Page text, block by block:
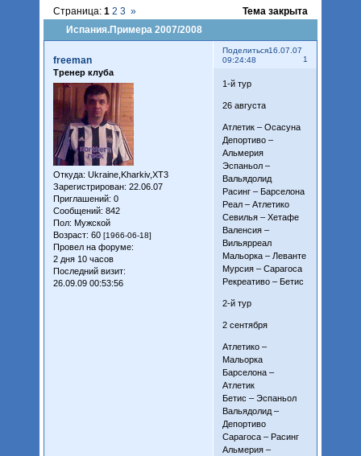
Испания.Примера 2007/2008
Страница: 1 2 3 » Тема закрыта
Поделиться
1
16.07.07
09:24:48
freeman
Тренер клуба
Откуда: Ukraine,Kharkiv,XT3
Зарегистрирован: 22.06.07
Приглашений: 0
Сообщений: 842
Пол: Мужской
Возраст: 60 [1966-06-18]
Провел на форуме:
2 дня 10 часов
Последний визит:
26.09.09 00:53:56
1-й тур
26 августа
Атлетик – Осасуна
Депортиво –
Альмерия
Эспаньол –
Вальядолид
Расинг – Барселона
Реал – Атлетико
Севилья – Хетафе
Валенсия –
Вильярреал
Мальорка – Леванте
Мурсия – Сарагоса
Рекреативо – Бетис
2-й тур
2 сентября
Атлетико –
Мальорка
Барселона –
Атлетик
Бетис – Эспаньол
Вальядолид –
Депортиво
Сарагоса – Расинг
Альмерия –